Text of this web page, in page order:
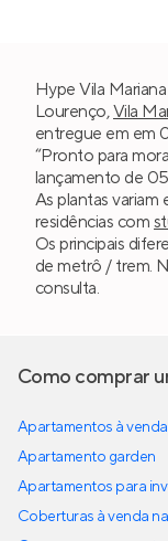
Hype Vila
Lourenço,Vila
entregue em em
“Pronto para
lançamento de
As plantas variam
residências com
Os principais
de metrô / trem.
consulta.
Como comprar
Apartamentos à
Apartamento garden
Apartamentos para
Coberturas à venda